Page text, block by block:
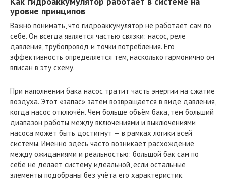
уровне принципов
Важно понимать, что гидроаккумулятор не работает сам по
себе. Он всегда является частью связки: насос, реле
давления, трубопровод и точки потребления. Его
эффективность определяется тем, насколько гармонично он
вписан в эту схему.
При наполнении бака насос тратит часть энергии на сжатие
воздуха. Этот «запас» затем возвращается в виде давления,
когда насос отключён. Чем больше объём бака, тем больший
диапазон работы между включениями и выключениями
насоса может быть достигнут — в рамках логики всей
системы. Именно здесь часто возникает расхождение
между ожиданиями и реальностью: большой бак сам по
себе не делает систему идеальной, если остальные
элементы подобраны без учёта его характеристик.